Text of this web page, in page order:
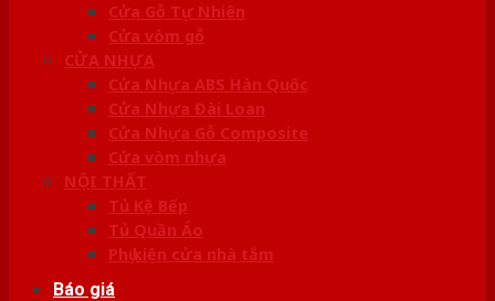
Cửa Gỗ Tự Nhiên
Cửa vòm gỗ
CỬA NHỰA
Cửa Nhựa ABS Hàn Quốc
Cửa Nhựa Đài Loan
Cửa Nhựa Gỗ Composite
Cửa vòm nhựa
NỘI THẤT
Tủ Kệ Bếp
Tủ Quần Áo
Phụ kiện cửa nhà tắm
Báo giá